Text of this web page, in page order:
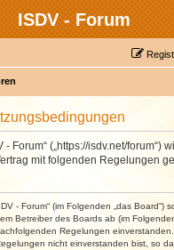
ISDV - Forum
- Forum“ („https://isdv.net/forum“)
mit folgenden Regelungen
- Forum“ (im Folgenden „das Board“)
Betreiber des Boards ab (im
Regelungen einverstanden.
nicht einverstanden bist, so